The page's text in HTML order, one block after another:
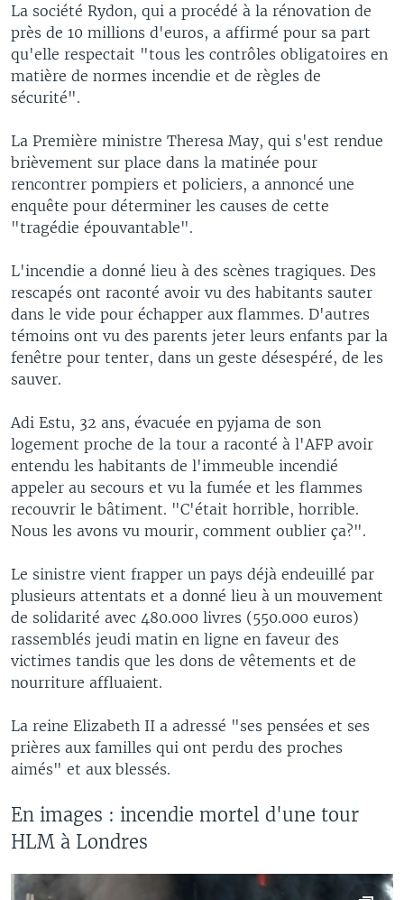
La société Rydon, qui a procédé à la rénovation de
près de 10 millions d'euros, a affirmé pour sa part
qu'elle respectait "tous les contrôles obligatoires en
matière de normes incendie et de règles de
sécurité".
La Première ministre Theresa May, qui s'est rendue
brièvement sur place dans la matinée pour
rencontrer pompiers et policiers, a annoncé une
enquête pour déterminer les causes de cette
"tragédie épouvantable".
L'incendie a donné lieu à des scènes tragiques. Des
rescapés ont raconté avoir vu des habitants sauter
dans le vide pour échapper aux flammes. D'autres
témoins ont vu des parents jeter leurs enfants par la
fenêtre pour tenter, dans un geste désespéré, de les
sauver.
Adi Estu, 32 ans, évacuée en pyjama de son
logement proche de la tour a raconté à l'AFP avoir
entendu les habitants de l'immeuble incendié
appeler au secours et vu la fumée et les flammes
recouvrir le bâtiment. "C'était horrible, horrible.
Nous les avons vu mourir, comment oublier ça?".
Le sinistre vient frapper un pays déjà endeuillé par
plusieurs attentats et a donné lieu à un mouvement
de solidarité avec 480.000 livres (550.000 euros)
rassemblés jeudi matin en ligne en faveur des
victimes tandis que les dons de vêtements et de
nourriture affluaient.
La reine Elizabeth II a adressé "ses pensées et ses
prières aux familles qui ont perdu des proches
aimés" et aux blessés.
En images : incendie mortel d'une tour
HLM à Londres